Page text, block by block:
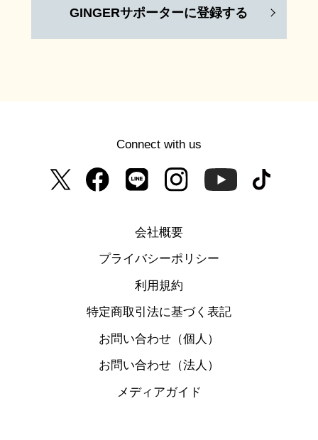
GINGERサポーターに登録する
Connect with us
会社概要
プライバシーポリシー
利用規約
特定商取引法に基づく表記
お問い合わせ（個人）
お問い合わせ（法人）
メディアガイド